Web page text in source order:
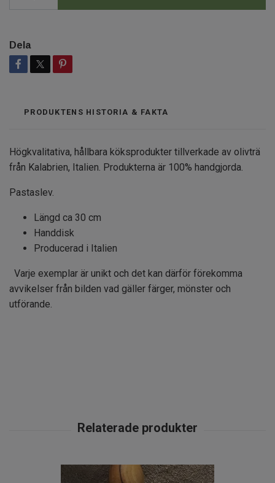
Dela
PRODUKTENS HISTORIA & FAKTA
Högkvalitativa, hållbara köksprodukter tillverkade av olivträ
från Kalabrien, Italien. Produkterna är 100% handgjorda.
Pastaslev.
Längd ca 30 cm
Handdisk
Producerad i Italien
Varje exemplar är unikt och det kan därför förekomma
avvikelser från bilden vad gäller färger, mönster och
utförande.